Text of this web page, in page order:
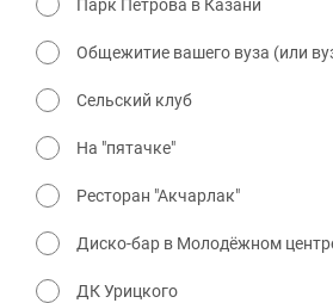
Парк Петрова в Казани
Общежитие вашего вуза (или
Сельский клуб
На "пятачке"
Ресторан "Акчарлак"
Диско-бар в Молодёжном
ДК Урицкого